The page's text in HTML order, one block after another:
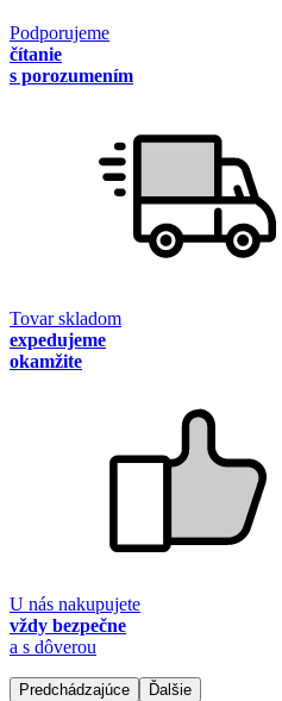
Podporujeme
čítanie
s porozumením
Tovar skladom
expedujeme
okamžite
U nás nakupujete
vždy bezpečne
a s dôverou
Predchádzajúce Ďalšie